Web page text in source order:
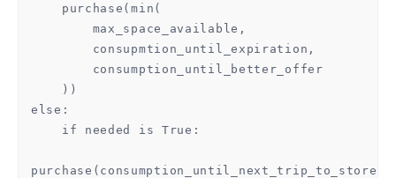
else:
purchase(consumption_until_next_trip_to_store)